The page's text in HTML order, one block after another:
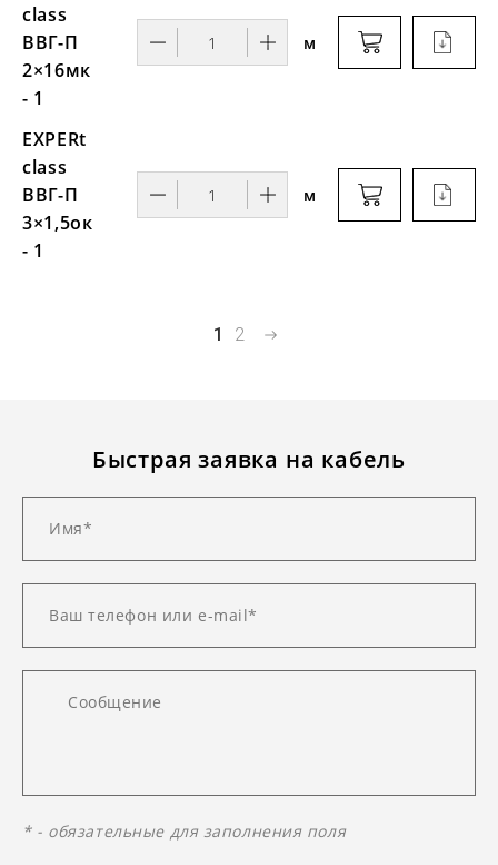
class
ВВГ-П
2×16мк
- 1
м
EXPERt
class
ВВГ-П
3×1,5ок
- 1
м
1 2
Быстрая заявка на кабель
* - обязательные для заполнения поля